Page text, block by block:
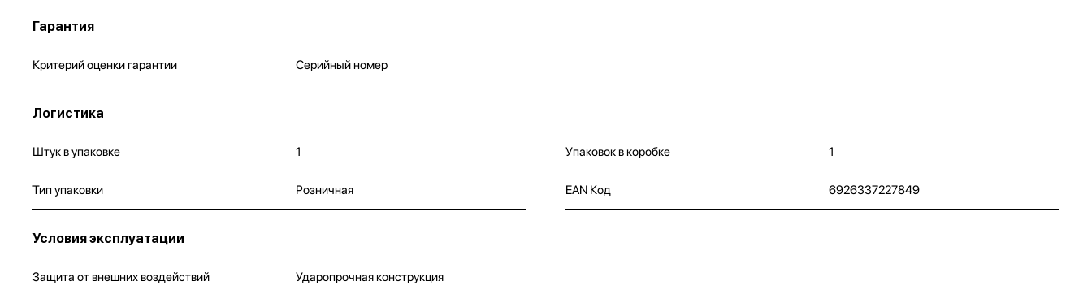
Гарантия
Критерий оценки гарантии Серийный номер
Логистика
Штук в упаковке 1 Упаковок в коробке 1
Тип упаковки Розничная EAN Код 6926337227849
Условия эксплуатации
Защита от внешних воздействий Ударопрочная конструкция